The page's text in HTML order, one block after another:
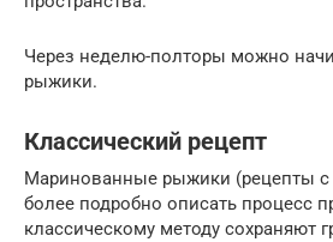
Через неделю-полторы можно
рыжики.
Классический рецепт
Маринованные рыжики (рецепты
более подробно описать процесс
классическому методу сохраняют